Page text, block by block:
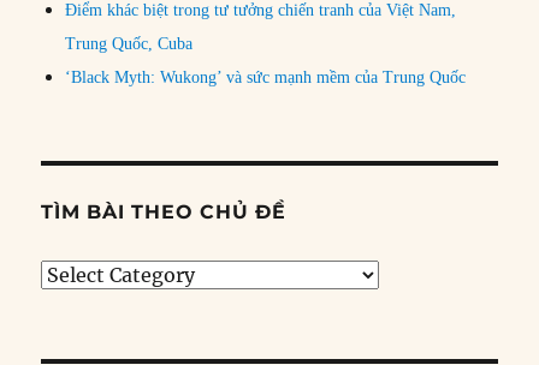
Điểm khác biệt trong tư tưởng chiến tranh của Việt Nam,
Trung Quốc, Cuba
‘Black Myth: Wukong’ và sức mạnh mềm của Trung Quốc
TÌM BÀI THEO CHỦ ĐỀ
Tìm